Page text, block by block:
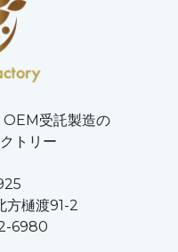
OEM受託製造の
トリー
方樋渡91-2
6980